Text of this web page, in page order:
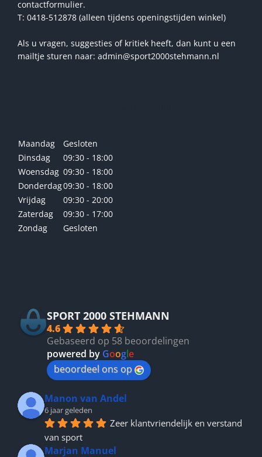
contactformulier.
T: 0418-512878 (alleen tijdens openingstijden winkel)
Als u vragen, suggesties of kritiek heeft, dan kunt u een
mailtje sturen naar: admin@sport2000stehmann.nl
Maandag
Gesloten
Dinsdag
09:30 - 18:00
Woensdag 09:30 - 18:00
Donderdag09:30 - 18:00
Vrijdag
09:30 - 20:00
Zaterdag
09:30 - 17:00
Zondag
Gesloten
SPORT 2000 STEHMANN
4.6
Gebaseerd op 58 beoordelingen
powered by Google
beoordeel ons op
Manon van Andel
6 jaar geleden
Zeer klantvriendelijk en verstand
van sport
Marjan Manuel